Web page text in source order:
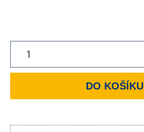
DO KOŠÍKU